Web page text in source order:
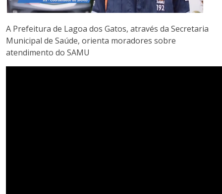
A Prefeitura de Lagoa dos Gatos, através da Secretaria
Municipal de Saúde, orienta moradores sobre
atendimento do SAMU